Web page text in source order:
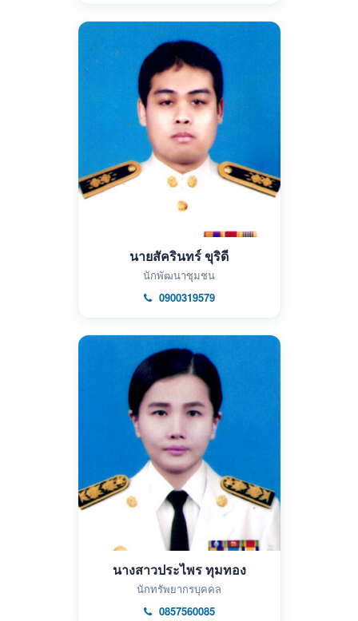
นายสัครินทร์ ขุริดี
นักพัฒนาชุมชน
0900319579
นางสาวประไพร ทุมทอง
นักทรัพยากรบุคคล
0857560085